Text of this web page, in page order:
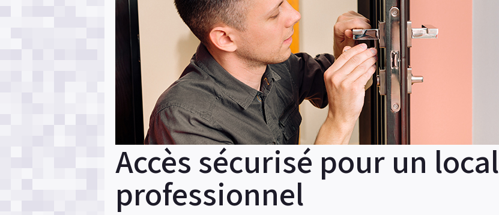
Accès sécurisé pour un local
professionnel